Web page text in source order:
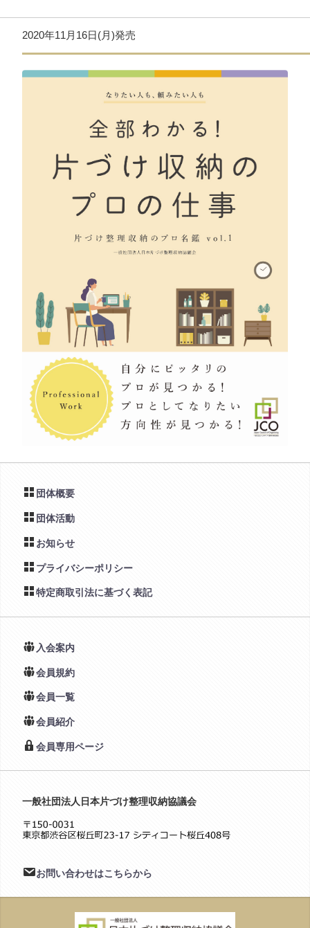
2020年11月16日(月)発売
団体概要
団体活動
お知らせ
プライバシーポリシー
特定商取引法に基づく表記
入会案内
会員規約
会員一覧
会員紹介
会員専用ページ
一般社団法人日本片づけ整理収納協議会
お問い合わせはこちらから